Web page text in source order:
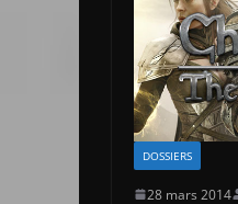
DOSSIERS
28 mars 2014